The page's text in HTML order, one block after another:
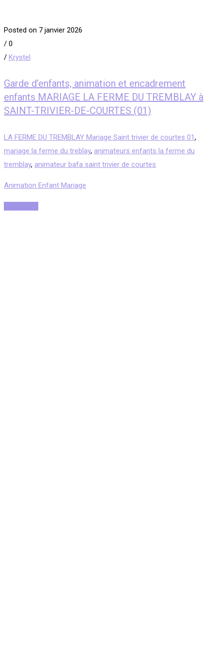
Posted on 7 janvier 2026
/ 0
/ Krystel
Garde d’enfants, animation et encadrement
enfants MARIAGE LA FERME DU TREMBLAY à
SAINT-TRIVIER-DE-COURTES (01)
LA FERME DU TREMBLAY Mariage Saint trivier de courtes 01,
mariage la ferme du treblay, animateurs enfants la ferme du
tremblay, animateur bafa saint trivier de courtes
Animation Enfant Mariage